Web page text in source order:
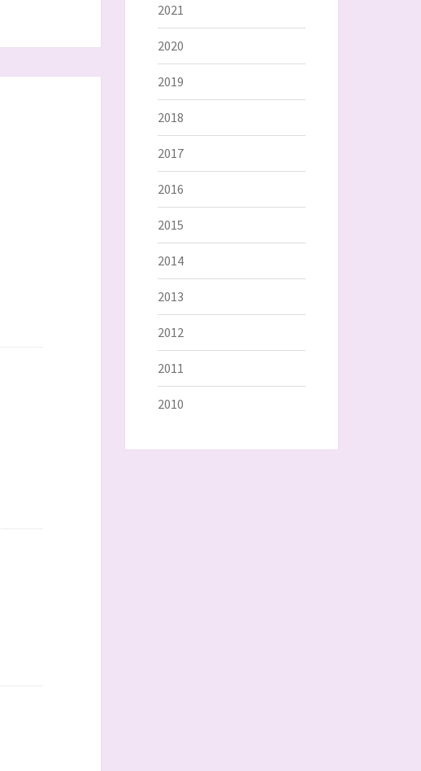
2021
2020
2019
2018
2017
2016
2015
2014
2013
2012
2011
2010